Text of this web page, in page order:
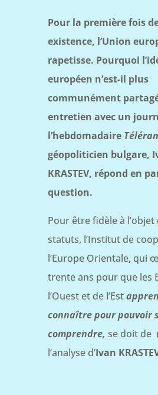
Pour la première fois
existence, l’Union
rapetisse. Pourquoi
européen n’est-il plus
communément
entretien avec un
l’hebdomadaire
géopoliticien bulgare,
KRASTEV, répond en
question.
Pour être fidèle à l’objet
statuts, l’Institut de
l’Europe Orientale, qui
trente ans pour que les
l’Ouest et de l’Est
connaître pour pouvoir
comprendre, se doit de
l’analyse d’Ivan